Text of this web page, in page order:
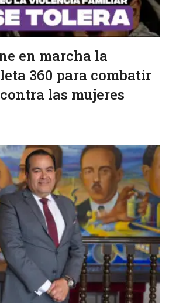
en marcha la
360 para combatir
las mujeres